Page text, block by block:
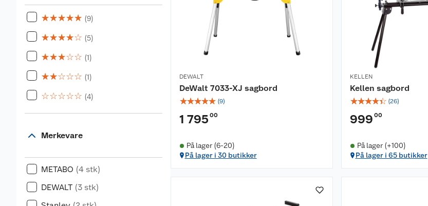
☆☆☆☆☆ (9)
☆☆☆☆☆ (5)
☆☆☆☆☆ (1)
☆☆☆☆☆ (1)
☆☆☆☆☆ (4)
Merkevare
METABO (4 stk)
DEWALT (3 stk)
DEWALT
DeWalt 7033-XJ sagbord
☆☆☆☆☆ (9)
1 795 00
På lager (6-20)
På lager i 30 butikker
KELLEN
Kellen sagbord
☆☆☆☆☆ (26)
999 00
På lager (+100)
På lager i 65 butikker